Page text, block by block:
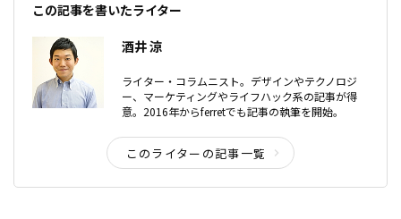
この記事を書いたライター
酒井 涼
ライター・コラムニスト。デザインやテクノロジ
ー、マーケティングやライフハック系の記事が得
意。2016年からferretでも記事の執筆を開始。
このライターの記事一覧